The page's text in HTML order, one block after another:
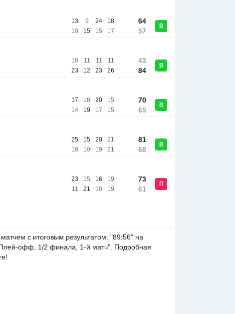
13
10
9
15
24
15
18
17
64
57
В
10
23
11
12
11
23
11
26
43
84
В
17
14
18
19
20
17
15
15
70
65
В
25
18
15
10
20
19
21
21
81
68
В
23
11
15
21
16
10
19
19
73
61
П
с итоговым результатом: "89:56" на
офф, 1/2 финала, 1-й матч". Подробная